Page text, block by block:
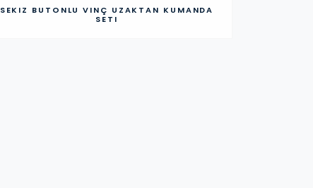
SEKIZ BUTONLU VINÇ UZAKTAN KUMANDA
SETI